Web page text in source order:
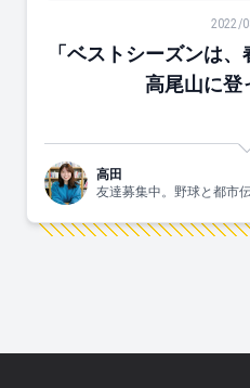
「ベストシーズンは、春
2022/
「ベストシーズンは
高尾山に登
高田
友達募集中。野球と都市